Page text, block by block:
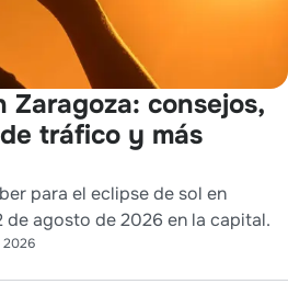
Zaragoza: consejos,
tráfico y más
para el eclipse de sol en
de agosto de 2026 en la capital.
2026